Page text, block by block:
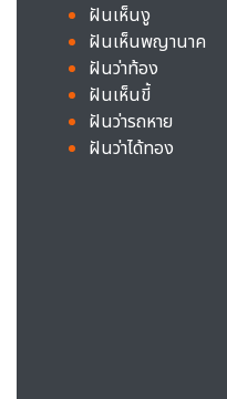
ฝันเห็นงู
ฝันเห็นพญานาค
ฝันว่าท้อง
ฝันเห็นขี้
ฝันว่ารถหาย
ฝันว่าได้ทอง